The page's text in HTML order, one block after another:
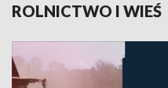
ROLNICTWO I WIEŚ